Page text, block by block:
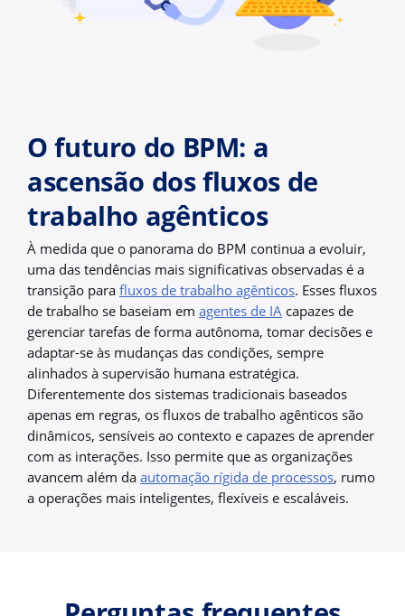
O futuro do BPM: a
ascensão dos fluxos de
trabalho agênticos
À medida que o panorama do BPM continua a evoluir,
uma das tendências mais significativas observadas é a
transição para fluxos de trabalho agênticos. Esses fluxos
de trabalho se baseiam em agentes de IA capazes de
gerenciar tarefas de forma autônoma, tomar decisões e
adaptar-se às mudanças das condições, sempre
alinhados à supervisão humana estratégica.
Diferentemente dos sistemas tradicionais baseados
apenas em regras, os fluxos de trabalho agênticos são
dinâmicos, sensíveis ao contexto e capazes de aprender
com as interações. Isso permite que as organizações
avancem além da automação rígida de processos, rumo
a operações mais inteligentes, flexíveis e escaláveis.